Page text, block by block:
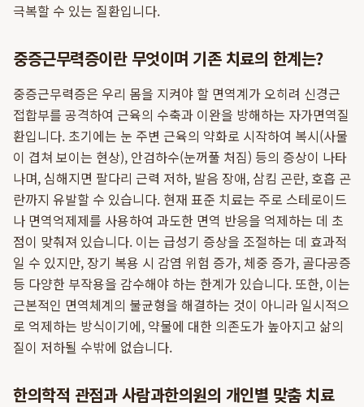
극복할 수 있는 질환입니다.
중증근무력증이란 무엇이며 기존 치료의 한계는?
중증근무력증은 우리 몸을 지켜야 할 면역계가 오히려 신경근
접합부를 공격하여 근육의 수축과 이완을 방해하는 자가면역질
환입니다. 초기에는 눈 주변 근육의 약화로 시작하여 복시(사물
이 겹쳐 보이는 현상), 안검하수(눈꺼풀 처짐) 등의 증상이 나타
나며, 심해지면 팔다리 근력 저하, 발음 장애, 삼킴 곤란, 호흡 곤
란까지 유발할 수 있습니다. 현재 표준 치료는 주로 스테로이드
나 면역억제제를 사용하여 과도한 면역 반응을 억제하는 데 초
점이 맞춰져 있습니다. 이는 급성기 증상을 조절하는 데 효과적
일 수 있지만, 장기 복용 시 감염 위험 증가, 체중 증가, 골다공증
등 다양한 부작용을 감수해야 하는 한계가 있습니다. 또한, 이는
근본적인 면역체계의 불균형을 해결하는 것이 아니라 일시적으
로 억제하는 방식이기에, 약물에 대한 의존도가 높아지고 삶의
질이 저하될 수밖에 없습니다.
한의학적 관점과 사람과한의원의 개인별 맞춤 치료